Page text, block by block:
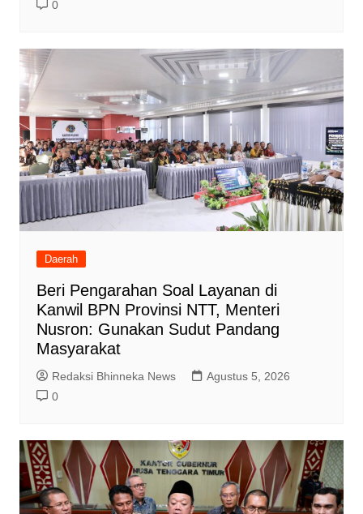
0
Daerah
Beri Pengarahan Soal Layanan di
Kanwil BPN Provinsi NTT, Menteri
Nusron: Gunakan Sudut Pandang
Masyarakat
Redaksi Bhinneka News
Agustus 5, 2026
0